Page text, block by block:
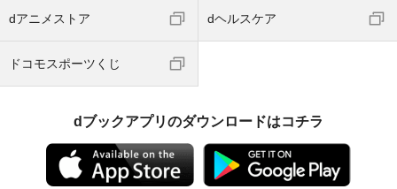
dアニメストア dヘルスケア
ドコモスポーツくじ
dブックアプリのダウンロードはコチラ